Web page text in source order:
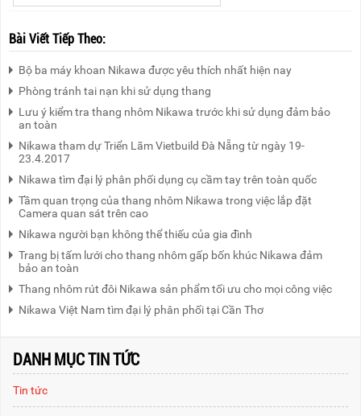
Bài Viết Tiếp Theo:
Bộ ba máy khoan Nikawa được yêu thích nhất hiện nay
Phòng tránh tai nạn khi sử dụng thang
Lưu ý kiểm tra thang nhôm Nikawa trước khi sử dụng đảm bảo
an toàn
Nikawa tham dự Triển Lãm Vietbuild Đà Nẵng từ ngày 19-
23.4.2017
Nikawa tìm đại lý phân phối dụng cụ cầm tay trên toàn quốc
Tầm quan trọng của thang nhôm Nikawa trong việc lắp đặt
Camera quan sát trên cao
Nikawa người bạn không thể thiếu của gia đình
Trang bị tấm lưới cho thang nhôm gấp bốn khúc Nikawa đảm
bảo an toàn
Thang nhôm rút đôi Nikawa sản phẩm tối ưu cho mọi công việc
Nikawa Việt Nam tìm đại lý phân phối tại Cần Thơ
DANH MỤC TIN TỨC
Tin tức